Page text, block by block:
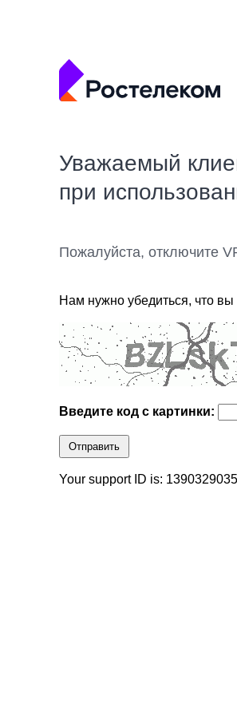
Уважаемый
при
Пожалуйста, отключите
Нам нужно убедиться, что
Введите код с картинки:
Отправить
Your support ID is: